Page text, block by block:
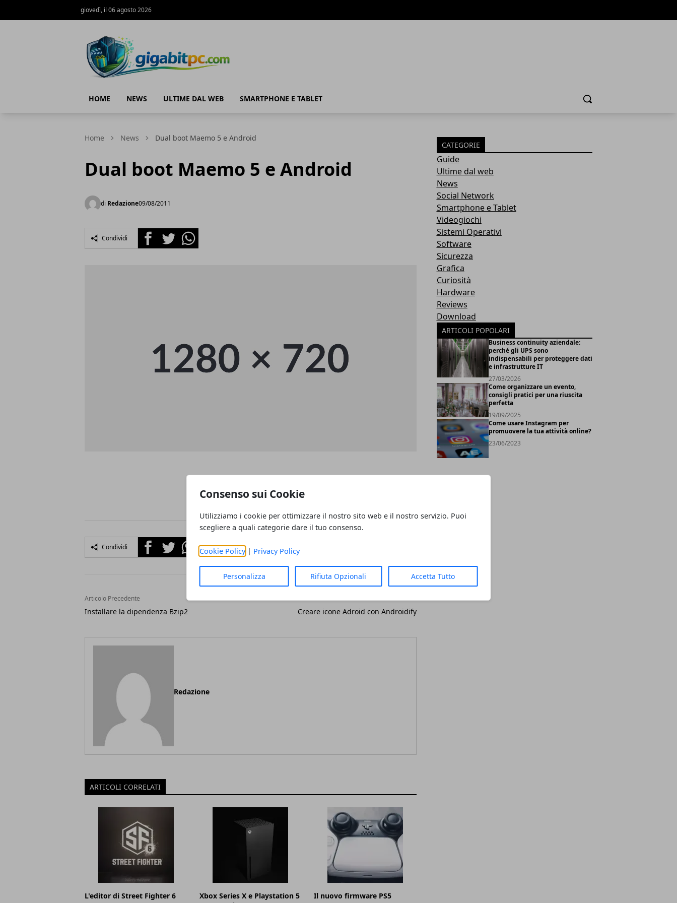
Consenso sui Cookie
Utilizziamo i cookie per ottimizzare il nostro sito web e il nostro servizio. Puoi
scegliere a quali categorie dare il tuo consenso.
Cookie Policy| Privacy Policy
Personalizza Rifiuta Opzionali Accetta Tutto
giovedì, il 06 agosto 2026
HOME NEWS ULTIME DAL WEB SMARTPHONE E TABLET Cerca
Home News Dual boot Maemo 5 e Android
Dual boot Maemo 5 e Android
di Redazione09/08/2011
Condividi FacebookTwitterWhatsapp
Condividi FacebookTwitterWhatsapp
Articolo Precedente
Installare la dipendenza Bzip2
Articolo Successivo
Creare icone Adroid con Androidify
Redazione
ARTICOLI CORRELATI
L'editor di Street Fighter 6
Xbox Series X e Playstation 5
Il nuovo firmware PS5
CATEGORIE
Guide
Ultime dal web
News
Social Network
Smartphone e Tablet
Videogiochi
Sistemi Operativi
Software
Sicurezza
Grafica
Curiosità
Hardware
Reviews
Download
ARTICOLI POPOLARI
Business continuity aziendale:
perché gli UPS sono
indispensabili per proteggere dati
e infrastrutture IT
27/03/2026
Come organizzare un evento,
consigli pratici per una riuscita
perfetta
19/09/2025
Come usare Instagram per
promuovere la tua attività online?
23/06/2023